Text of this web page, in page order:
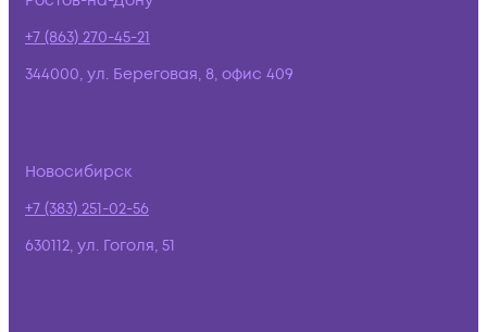
+7 (863) 270-45-21
344000, ул. Береговая, 8, офис 409
Новосибирск
+7 (383) 251-02-56
630112, ул. Гоголя, 51